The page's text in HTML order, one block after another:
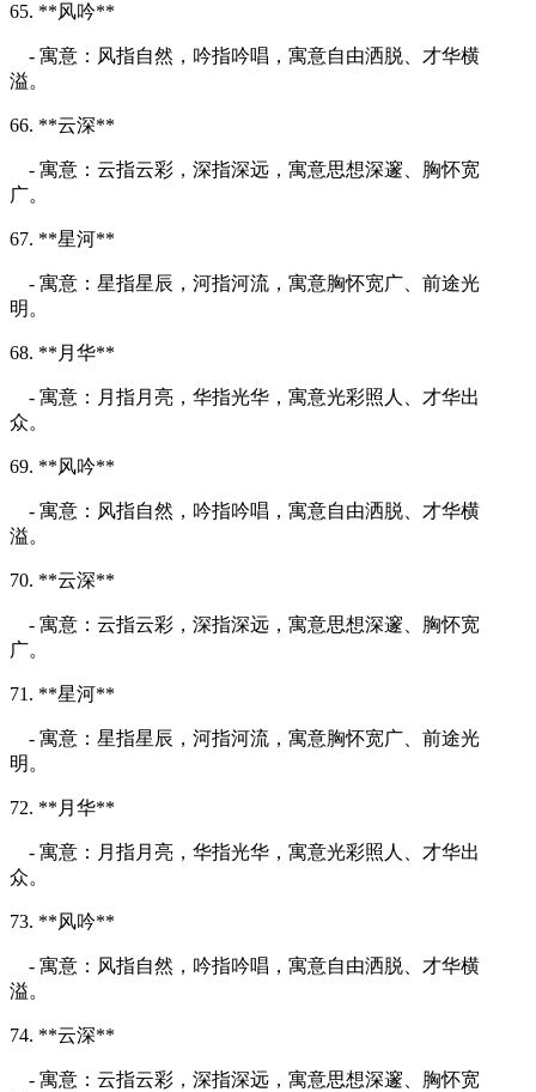
65. **风吟**
- 寓意：风指自然，吟指吟唱，寓意自由洒脱、才华横
溢。
66. **云深**
- 寓意：云指云彩，深指深远，寓意思想深邃、胸怀宽
广。
67. **星河**
- 寓意：星指星辰，河指河流，寓意胸怀宽广、前途光
明。
68. **月华**
- 寓意：月指月亮，华指光华，寓意光彩照人、才华出
众。
69. **风吟**
- 寓意：风指自然，吟指吟唱，寓意自由洒脱、才华横
溢。
70. **云深**
- 寓意：云指云彩，深指深远，寓意思想深邃、胸怀宽
广。
71. **星河**
- 寓意：星指星辰，河指河流，寓意胸怀宽广、前途光
明。
72. **月华**
- 寓意：月指月亮，华指光华，寓意光彩照人、才华出
众。
73. **风吟**
- 寓意：风指自然，吟指吟唱，寓意自由洒脱、才华横
溢。
74. **云深**
- 寓意：云指云彩，深指深远，寓意思想深邃、胸怀宽